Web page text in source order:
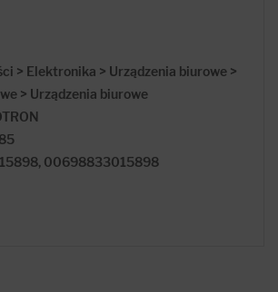
> Elektronika > Urządzenia biurowe >
> Urządzenia biurowe
00698833015898